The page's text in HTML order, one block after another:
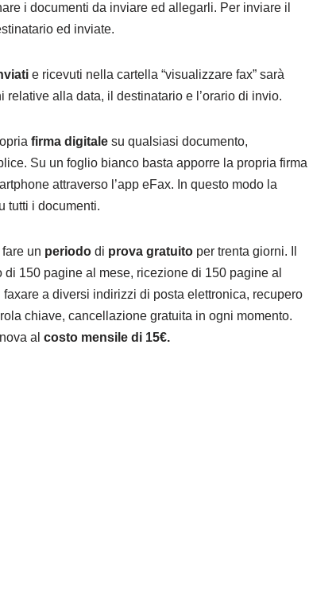
i documenti da inviare ed allegarli. Per inviare il
ed inviate.
e ricevuti nella cartella “visualizzare fax” sarà
alla data, il destinatario e l’orario di invio.
firma digitale su qualsiasi documento,
Su un foglio bianco basta apporre la propria firma
attraverso l’app eFax. In questo modo la
tutti i documenti.
un periodo di prova gratuito per trenta giorni. Il
150 pagine al mese, ricezione di 150 pagine al
a diversi indirizzi di posta elettronica, recupero
chiave, cancellazione gratuita in ogni momento.
al costo mensile di 15€.